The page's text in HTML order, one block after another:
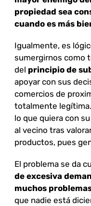
propiedad sea
cuando es más
Igualmente, es
sumergirnos como
del principio de
apoyar con sus
comercios de
totalmente
lo que quiera con
al vecino tras
productos, pues
El problema se da
de excesiva
muchos
que nadie está